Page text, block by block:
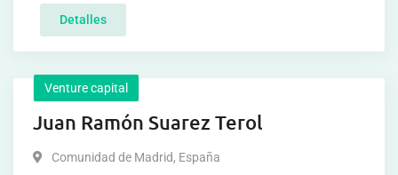
Detalles
Venture capital
Juan Ramón Suarez Terol
Comunidad de Madrid, España